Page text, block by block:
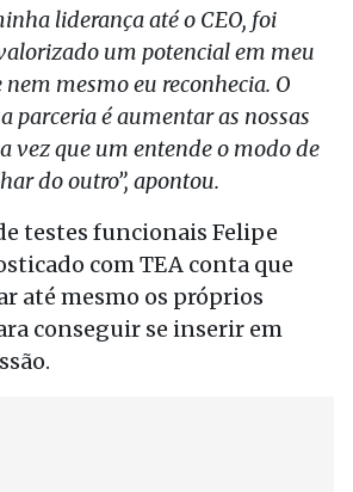
liderança até o CEO, foi
um potencial em meu
mesmo eu reconhecia. O
parceria é aumentar as nossas
vez que um entende o modo de
do outro”, apontou.
testes funcionais Felipe
com TEA conta que
até mesmo os próprios
conseguir se inserir em